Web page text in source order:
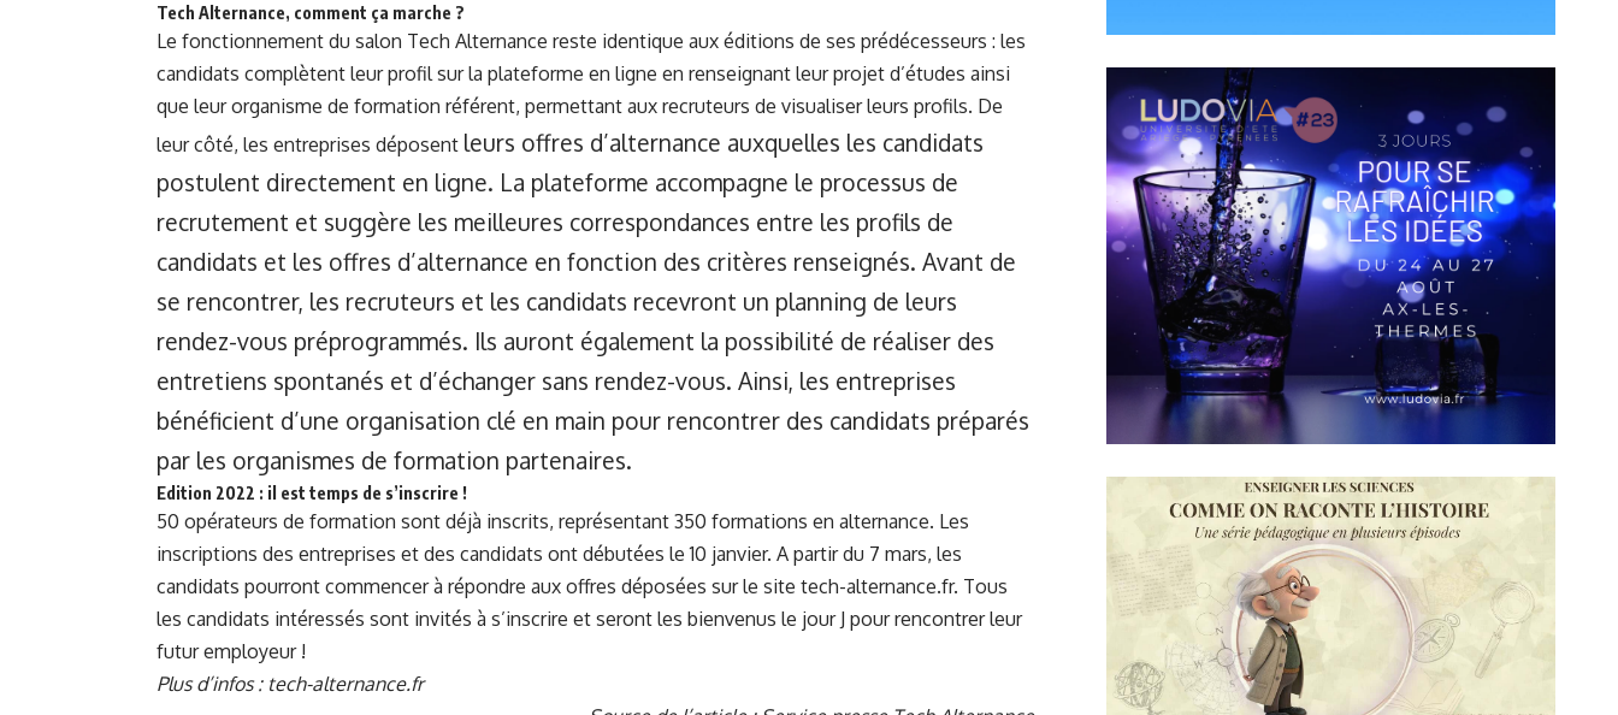
Tech Alternance, comment ça marche ?
Le fonctionnement du salon Tech Alternance reste identique aux éditions de ses prédécesseurs : les
candidats complètent leur profil sur la plateforme en ligne en renseignant leur projet d’études ainsi
que leur organisme de formation référent, permettant aux recruteurs de visualiser leurs profils. De
leur côté, les entreprises déposent leurs offres d’alternance auxquelles les candidats
postulent directement en ligne. La plateforme accompagne le processus de
recrutement et suggère les meilleures correspondances entre les profils de
candidats et les offres d’alternance en fonction des critères renseignés. Avant de
se rencontrer, les recruteurs et les candidats recevront un planning de leurs
rendez-vous préprogrammés. Ils auront également la possibilité de réaliser des
entretiens spontanés et d’échanger sans rendez-vous. Ainsi, les entreprises
bénéficient d’une organisation clé en main pour rencontrer des candidats préparés
par les organismes de formation partenaires.
Edition 2022 : il est temps de s’inscrire !
50 opérateurs de formation sont déjà inscrits, représentant 350 formations en alternance. Les
inscriptions des entreprises et des candidats ont débutées le 10 janvier. A partir du 7 mars, les
candidats pourront commencer à répondre aux offres déposées sur le site tech-alternance.fr. Tous
les candidats intéressés sont invités à s’inscrire et seront les bienvenus le jour J pour rencontrer leur
futur employeur !
Plus d’infos : tech-alternance.fr